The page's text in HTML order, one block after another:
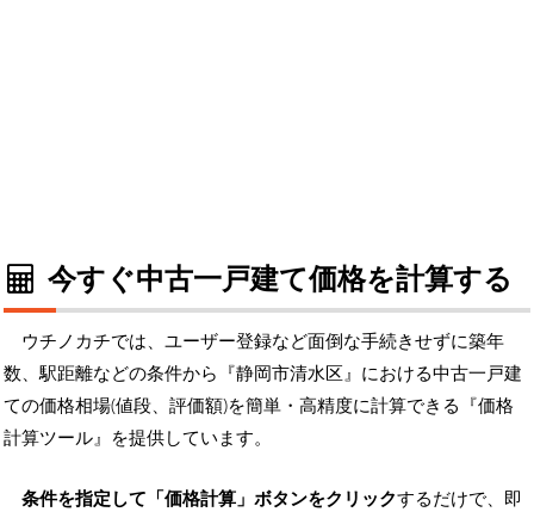
今すぐ中古一戸建て価格を計算する
ウチノカチでは、ユーザー登録など面倒な手続きせずに築年
数、駅距離などの条件から『静岡市清水区』における中古一戸建
ての価格相場(値段、評価額)を簡単・高精度に計算できる『価格
計算ツール』を提供しています。
条件を指定して「価格計算」ボタンをクリックするだけで、即